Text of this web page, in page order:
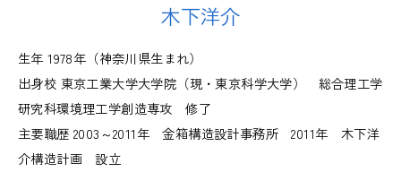
木下洋介
生年 1978年（神奈川県生まれ）
出身校 東京工業大学大学院（現・東京科学大学） 総合理工学
研究科環境理工学創造専攻 修了
主要職歴 2003～2011年 金箱構造設計事務所 2011年 木下洋
介構造計画 設立